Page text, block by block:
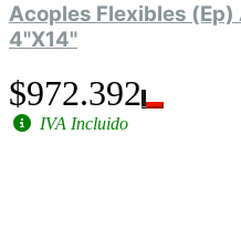
Acoples Flexibles
4"X14"
$972.392
IVA Incluido